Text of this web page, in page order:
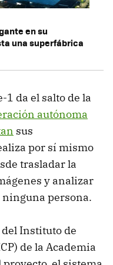
en su
una superfábrica
1 da el salto de la
autónoma
sus
por sí mismo
trasladar la
y analizar
persona.
Instituto de
de la Academia